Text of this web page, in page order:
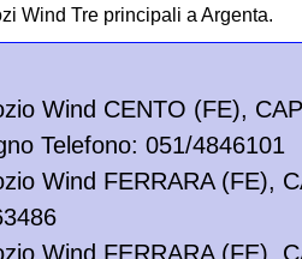
Wind Tre principali a Argenta.
Wind CENTO (FE),
Telefono: 051/4846101
Wind FERRARA (FE),
Wind FERRARA (FE),